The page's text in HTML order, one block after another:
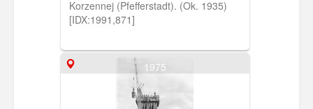
Korzennej (Pfefferstadt). (Ok. 1935)
[IDX:1991,871]
1975